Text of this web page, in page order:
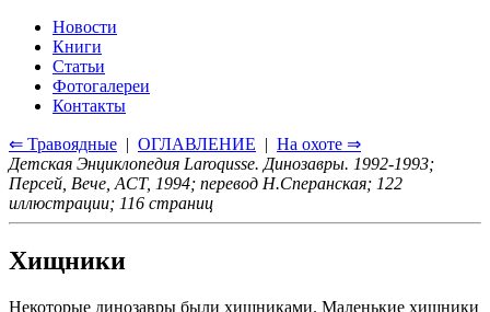
Новости
Книги
Статьи
Фотогалереи
Контакты
⇐ Травоядные | ОГЛАВЛЕНИЕ | На охоте ⇒
Детская Энциклопедия Laroqusse. Динозавры. 1992-1993;
Персей, Вече, ACT, 1994; перевод Н.Сперанская; 122
иллюстрации; 116 страниц
Хищники
Некоторые динозавры были хищниками. Маленькие хищники